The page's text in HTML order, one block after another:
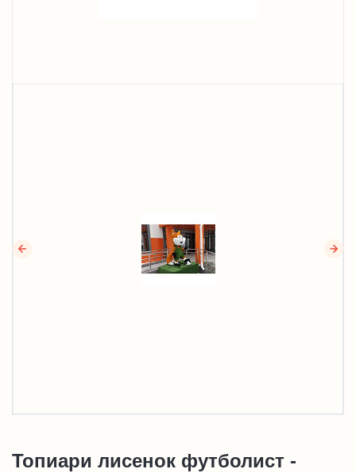
Топиари лисенок футболист -